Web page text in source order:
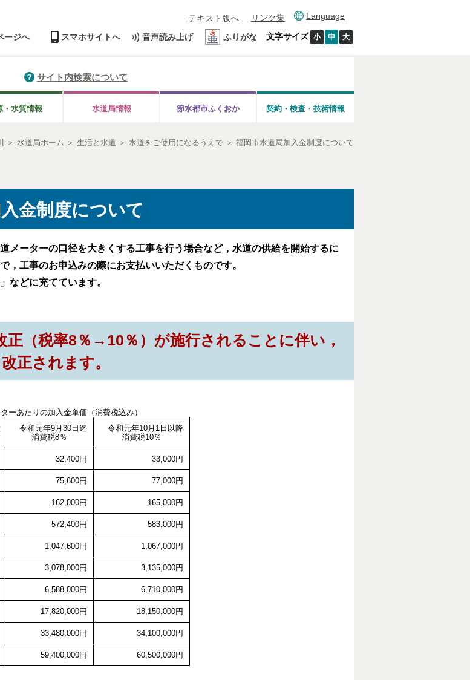
テキスト版へ リンク集 Language
ージへ スマホサイトへ 音声読み上げ ふりがな 文字サイズ 小 中 大
サイト内検索について
・水質情報 水道局情報 節水都市ふくおか 契約・検査・技術情報
＞ 水道局ホーム ＞ 生活と水道 ＞ 水道をご使用になるうえで ＞ 福岡市水道局加入金制度について
金制度について
メーターの口径を大きくする工事を行う場合など，水道の供給を開始するに
，工事のお申込みの際にお支払いいただくものです。
などに充てています。
正（税率8％→10％）が施行されることに伴い，
正されます。
ターあたりの加入金単価（消費税込み）
令和元年9月30日迄
消費税8％
令和元年10月1日以降
消費税10％
32,400円 33,000円
75,600円 77,000円
162,000円 165,000円
572,400円 583,000円
1,047,600円 1,067,000円
3,078,000円 3,135,000円
6,588,000円 6,710,000円
17,820,000円 18,150,000円
33,480,000円 34,100,000円
59,400,000円 60,500,000円